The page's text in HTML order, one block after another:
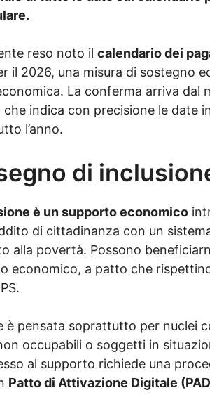
reso noto il calendario dei
il 2026, una misura di sostegno
La conferma arriva dal
che indica con precisione le date
l’anno.
di
è un supporto economico
di cittadinanza con un
alla povertà. Possono
economico, a patto che
è pensata soprattutto per nuclei
occupabili o soggetti in
al supporto richiede una
Patto di Attivazione Digitale